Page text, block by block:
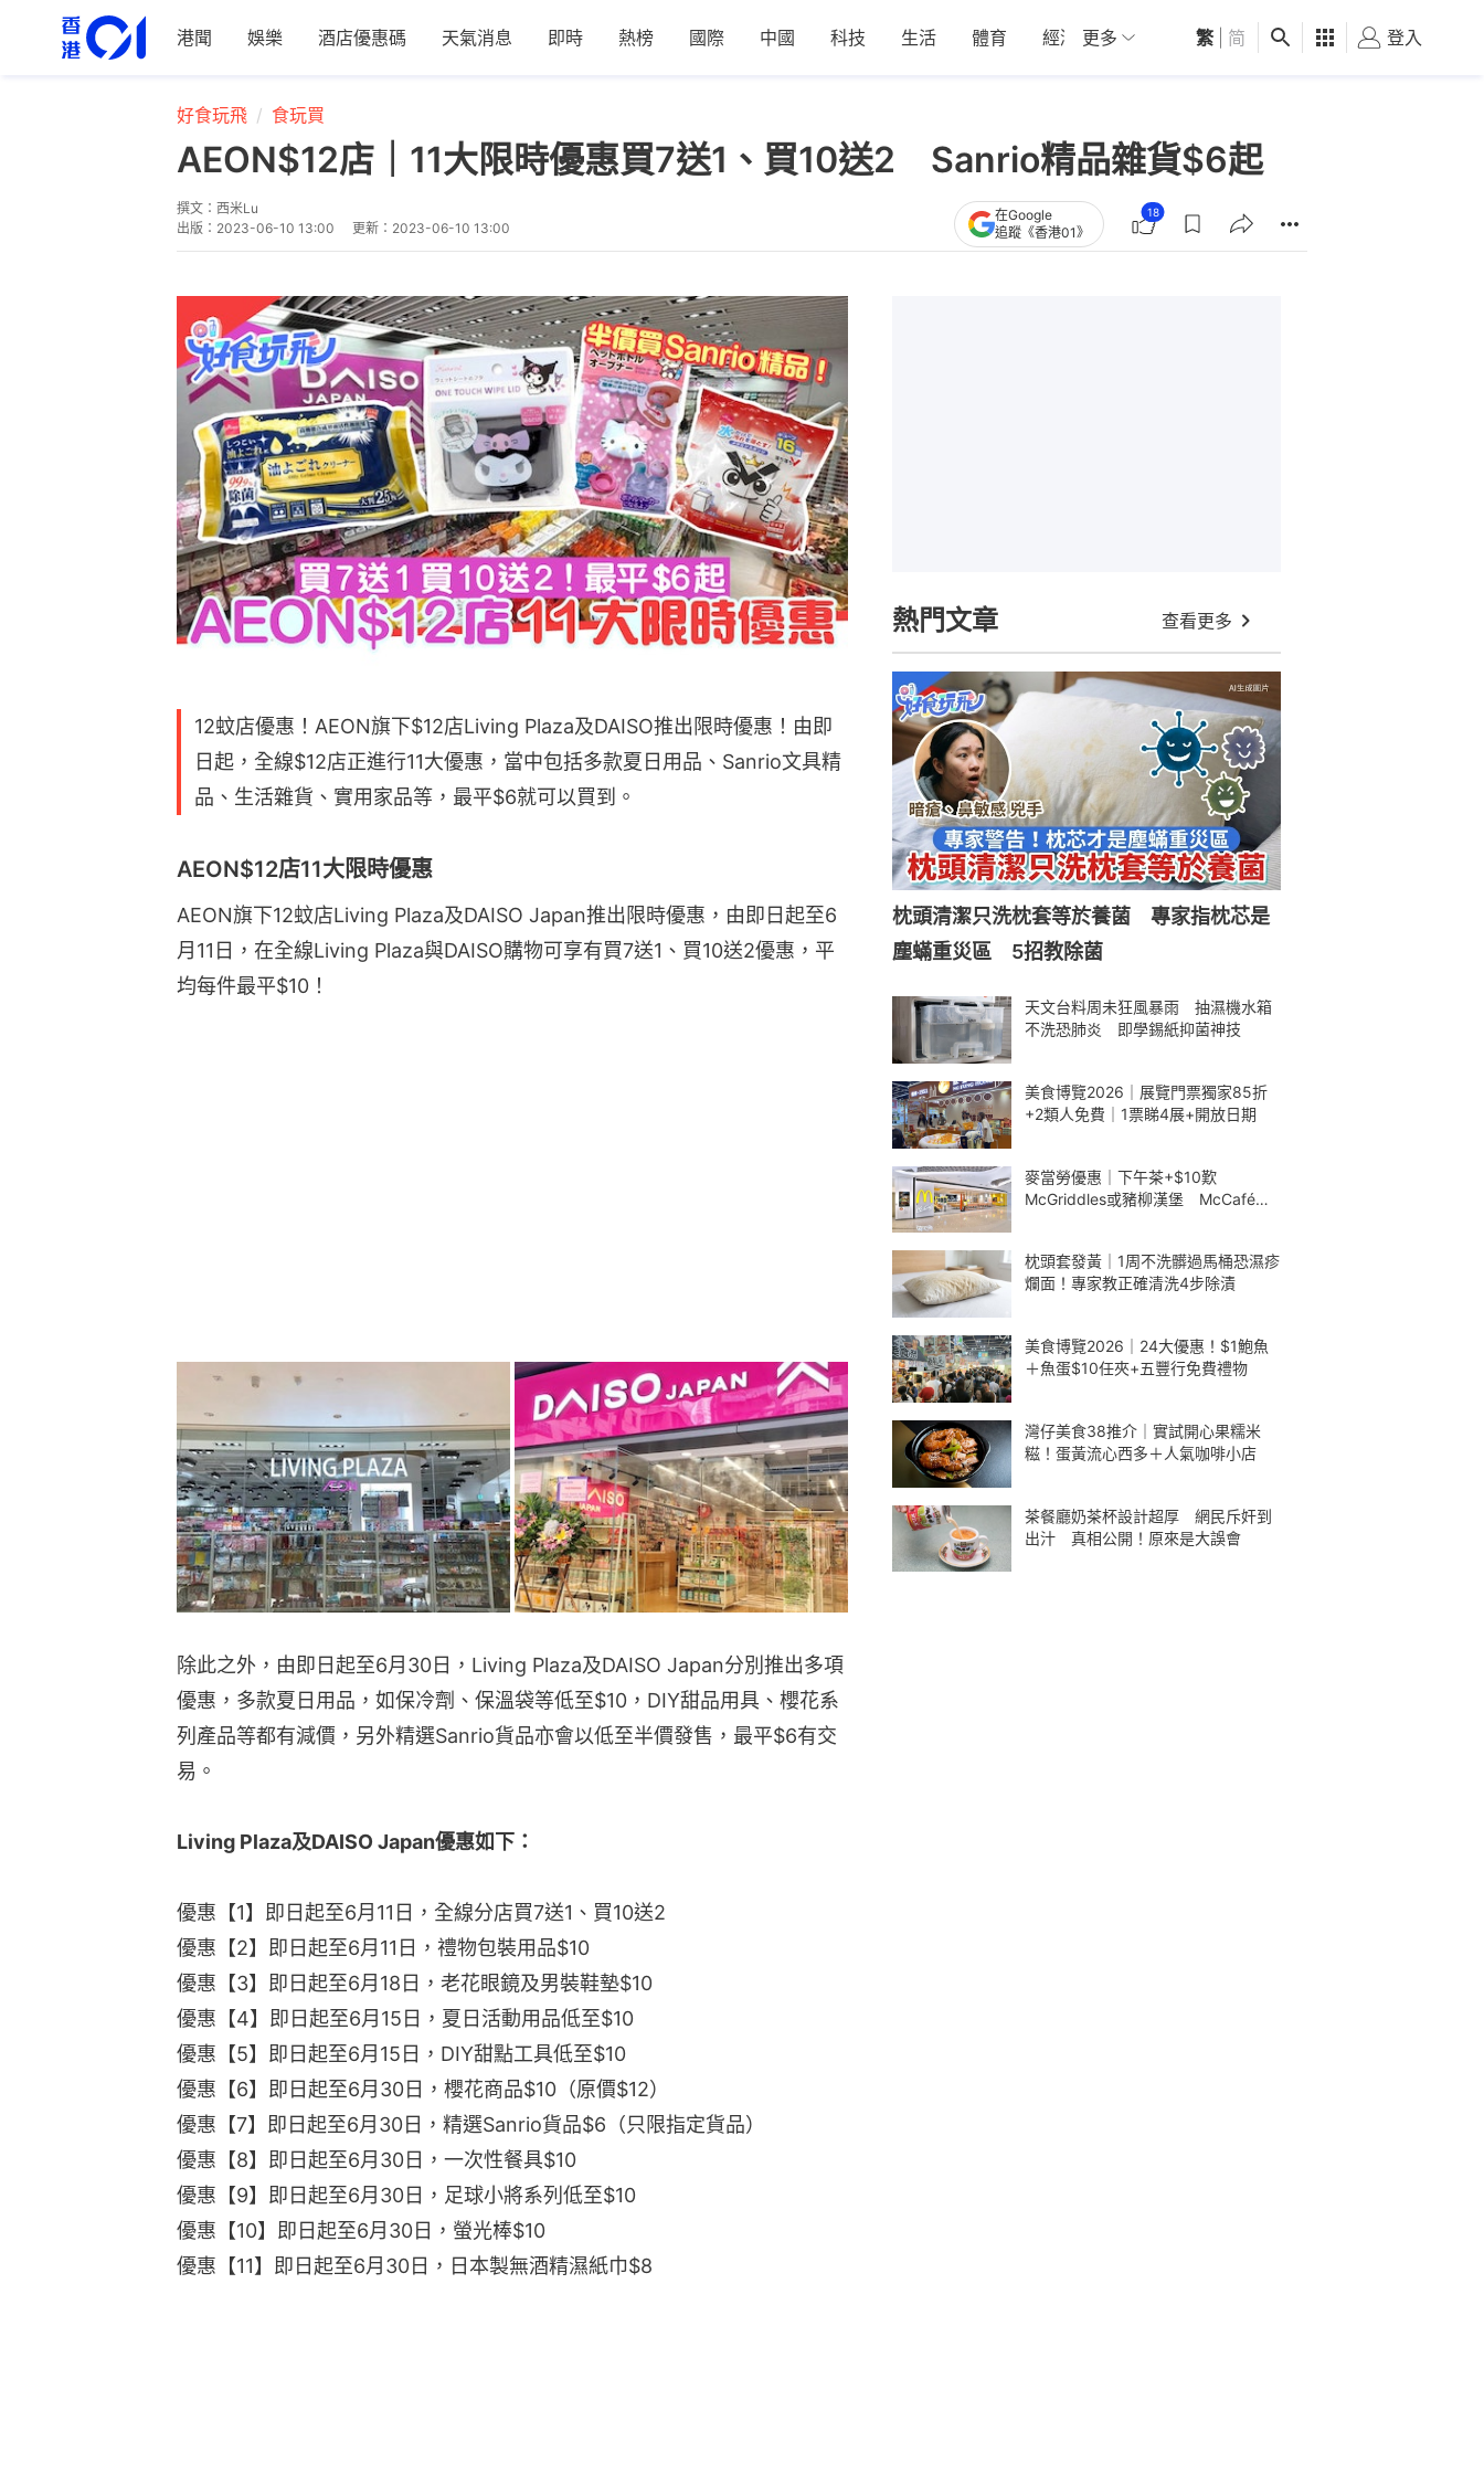
港聞 娛樂 酒店優惠碼 天氣消息 即時 熱榜 國際 中國 科技 生活 體育 經濟 01深圳 觀點 健康 好食玩飛
更多 繁 简 登入
好食玩飛 食玩買
AEON$12店｜11大限時優惠買7送1、買10送2 Sanrio精品雜貨$6起
撰文： 西米Lu
出版： 2023-06-10 13:00 更新： 2023-06-10 13:00
在Google
追蹤《香港01》
18
12蚊店優惠！AEON旗下$12店Living Plaza及DAISO推出限時優惠！由即
日起，全線$12店正進行11大優惠，當中包括多款夏日用品、Sanrio文具精
品、生活雜貨、實用家品等，最平$6就可以買到。
AEON$12店11大限時優惠
AEON旗下12蚊店Living Plaza及DAISO Japan推出限時優惠，由即日起至6
月11日，在全線Living Plaza與DAISO購物可享有買7送1、買10送2優惠，平
均每件最平$10！
除此之外，由即日起至6月30日，Living Plaza及DAISO Japan分別推出多項
優惠，多款夏日用品，如保冷劑、保溫袋等低至$10，DIY甜品用具、櫻花系
列產品等都有減價，另外精選Sanrio貨品亦會以低至半價發售，最平$6有交
易。
Living Plaza及DAISO Japan優惠如下：
優惠【1】即日起至6月11日，全線分店買7送1、買10送2
優惠【2】即日起至6月11日，禮物包裝用品$10
優惠【3】即日起至6月18日，老花眼鏡及男裝鞋墊$10
優惠【4】即日起至6月15日，夏日活動用品低至$10
優惠【5】即日起至6月15日，DIY甜點工具低至$10
優惠【6】即日起至6月30日，櫻花商品$10（原價$12）
優惠【7】即日起至6月30日，精選Sanrio貨品$6（只限指定貨品）
優惠【8】即日起至6月30日，一次性餐具$10
優惠【9】即日起至6月30日，足球小將系列低至$10
優惠【10】即日起至6月30日，螢光棒$10
優惠【11】即日起至6月30日，日本製無酒精濕紙巾$8
熱門文章 查看更多
枕頭清潔只洗枕套等於養菌 專家指枕芯是
塵蟎重災區 5招教除菌
天文台料周未狂風暴雨 抽濕機水箱
不洗恐肺炎 即學錫紙抑菌神技
美食博覽2026｜展覽門票獨家85折
+2類人免費｜1票睇4展+開放日期
麥當勞優惠｜下午茶+$10歎
McGriddles或豬柳漢堡 McCafé包
枕頭套發黃｜1周不洗髒過馬桶恐濕疹
爛面！專家教正確清洗4步除漬
美食博覽2026｜24大優惠！$1鮑魚
＋魚蛋$10任夾+五豐行免費禮物
灣仔美食38推介｜實試開心果糯米
糍！蛋黃流心西多＋人氣咖啡小店
茶餐廳奶茶杯設計超厚 網民斥奸到
出汁 真相公開！原來是大誤會